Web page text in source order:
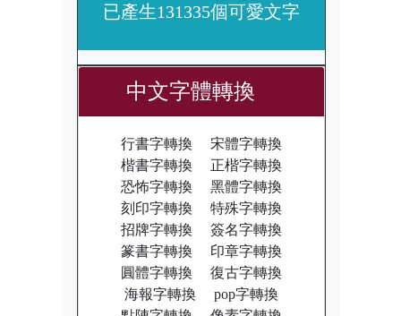
已產生131335個可愛文字
中文字體轉換
行書字轉換
宋體字轉換
楷書字轉換
正楷字轉換
恐怖字轉換
黑體字轉換
刻印字轉換
特殊字轉換
招牌字轉換
簽名字轉換
篆書字轉換
印章字轉換
圓體字轉換
復古字轉換
海報字轉換
pop字轉換